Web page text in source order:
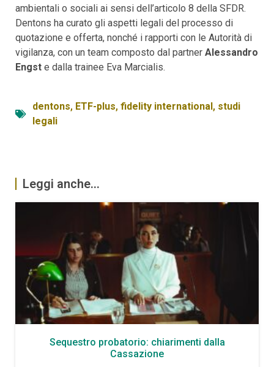
ambientali o sociali ai sensi dell’articolo 8 della SFDR.
Dentons ha curato gli aspetti legali del processo di
quotazione e offerta, nonché i rapporti con le Autorità di
vigilanza, con un team composto dal partner Alessandro
Engst e dalla trainee Eva Marcialis.
dentons, ETF-plus, fidelity international, studi
legali
Leggi anche...
Sequestro probatorio: chiarimenti dalla
Cassazione